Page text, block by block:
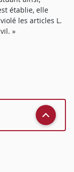
établie, elle
les articles L.
»